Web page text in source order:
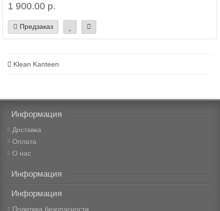
1 900.00 р.
Предзаказ
Klean Kanteen
Информация
Доставка
Оплата
О нас
Информация
Информация
Политика безопасности